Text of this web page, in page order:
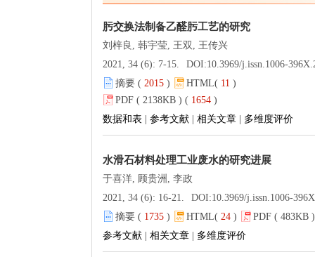
肟交换法制备乙醛肟工艺的研究
刘梓良, 韩宇莹, 王双, 王传兴
2021, 34 (6): 7-15.
DOI:10.3969/j.issn.1006-
摘要 ( 2015 ) HTML( 11 )
PDF ( 2138KB ) ( 1654 )
数据和表
参考文献 相关文章 多维度评价
水滑石材料处理工业废水的研究进展
于喜洋, 顾贵洲, 李政
2021, 34 (6): 16-21.
DOI:10.3969/j.issn.1006-
摘要 ( 1735 ) HTML( 24 )
PDF ( 483KB
参考文献
相关文章 多维度评价